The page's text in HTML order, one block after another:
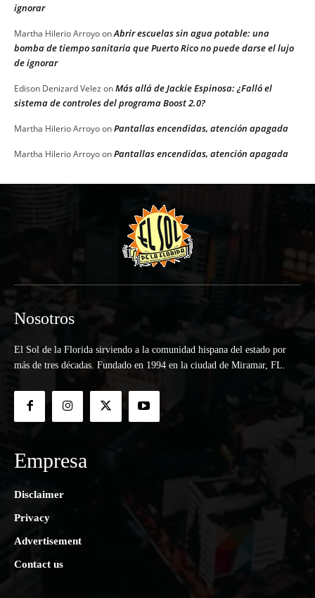
ignorar
Martha Hilerio ArroyoonAbrir escuelas sin agua potable: una
bomba de tiempo sanitaria que Puerto Rico no puede darse el lujo
de ignorar
Edison Denizard Velez onMás allá de Jackie Espinosa: ¿Falló el
sistema de controles del programa Boost 2.0?
Martha Hilerio ArroyoonPantallas encendidas, atención apagada
Martha Hilerio ArroyoonPantallas encendidas, atención apagada
Nosotros
El Sol de la Florida sirviendo a la comunidad hispana del estado por
más de tres décadas. Fundado en 1994 en la ciudad de Miramar, FL.
Empresa
Disclaimer
Privacy
Advertisement
Contact us